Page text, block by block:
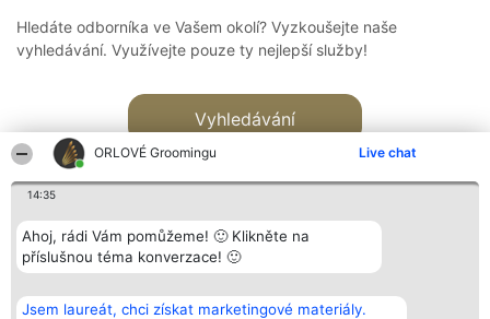
ORLOVÉ Groomingu Live chat
14:35
Ahoj, rádi Vám pomůžeme! 🙂 Klikněte na
příslušnou téma konverzace! 🙂
Jsem laureát, chci získat marketingové materiály.
Hledáte odborníka ve Vašem okolí? Vyzkoušejte naše
vyhledávání. Využívejte pouze ty nejlepší služby!
Vyhledávání
Bright Side Solutions sp. z o.
o. sp. k.
Vítězové
Seznam všech
Kontakt